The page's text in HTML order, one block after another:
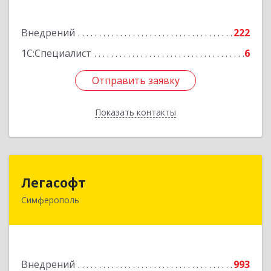
Внедрений
222
1С:Специалист
6
Отправить заявку
Показать контакты
Отправить заявку
Назад
Легасофт
Симферополь
Внедрений
993
295017, Крым Респ, г.о. город Симферополь,
Подробнее